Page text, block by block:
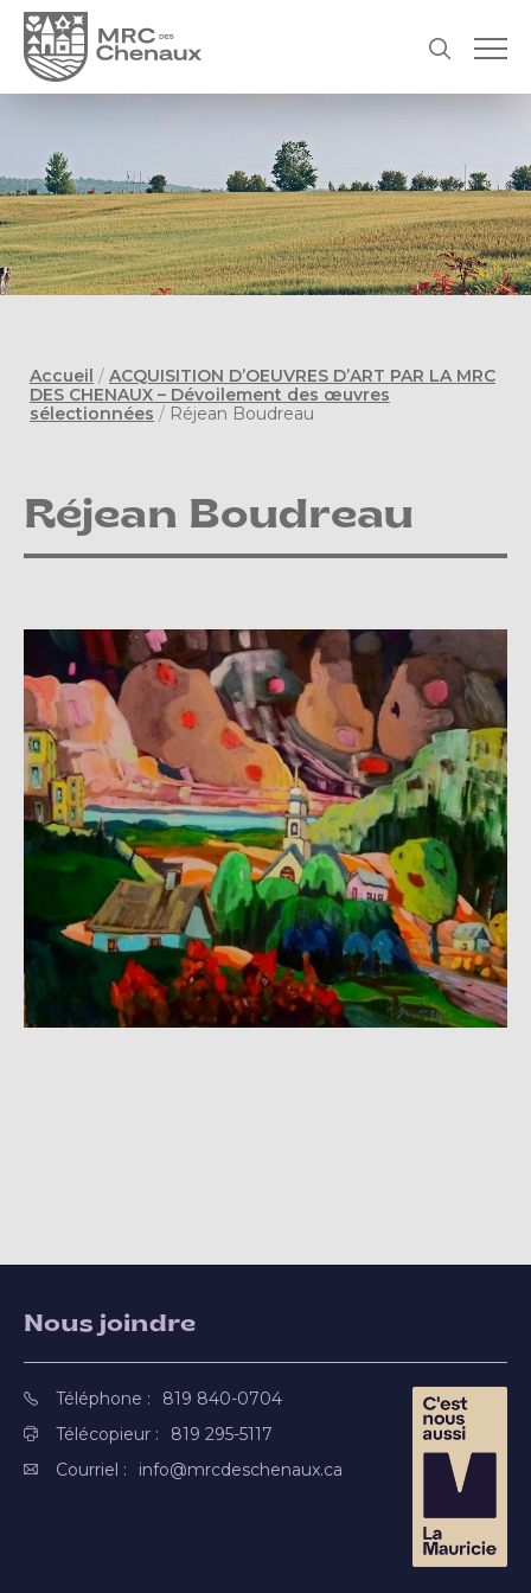
Accueil / ACQUISITION D’OEUVRES D’ART PAR LA MRC
DES CHENAUX – Dévoilement des œuvres
sélectionnées / Réjean Boudreau
Réjean Boudreau
Nous joindre
Téléphone :
819 840-0704
Télécopieur :
819 295-5117
Courriel :
info@mrcdeschenaux.ca